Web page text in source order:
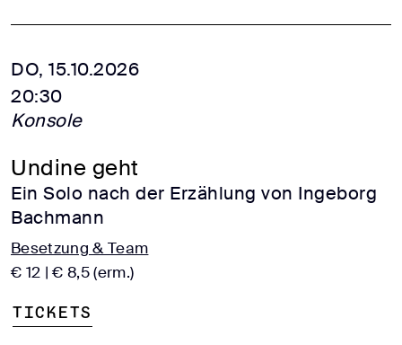
DO, 15.10.2026
20:30
Konsole
Undine geht
Ein Solo nach der Erzählung von Ingeborg
Bachmann
Besetzung & Team
€ 12 | € 8,5 (erm.)
Tickets